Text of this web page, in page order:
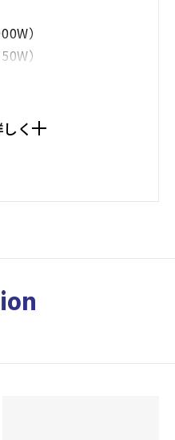
）
）
D 600mm
く